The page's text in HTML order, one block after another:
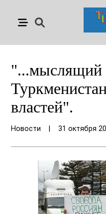
"...мыслящий
властей".
Новости 31 октября